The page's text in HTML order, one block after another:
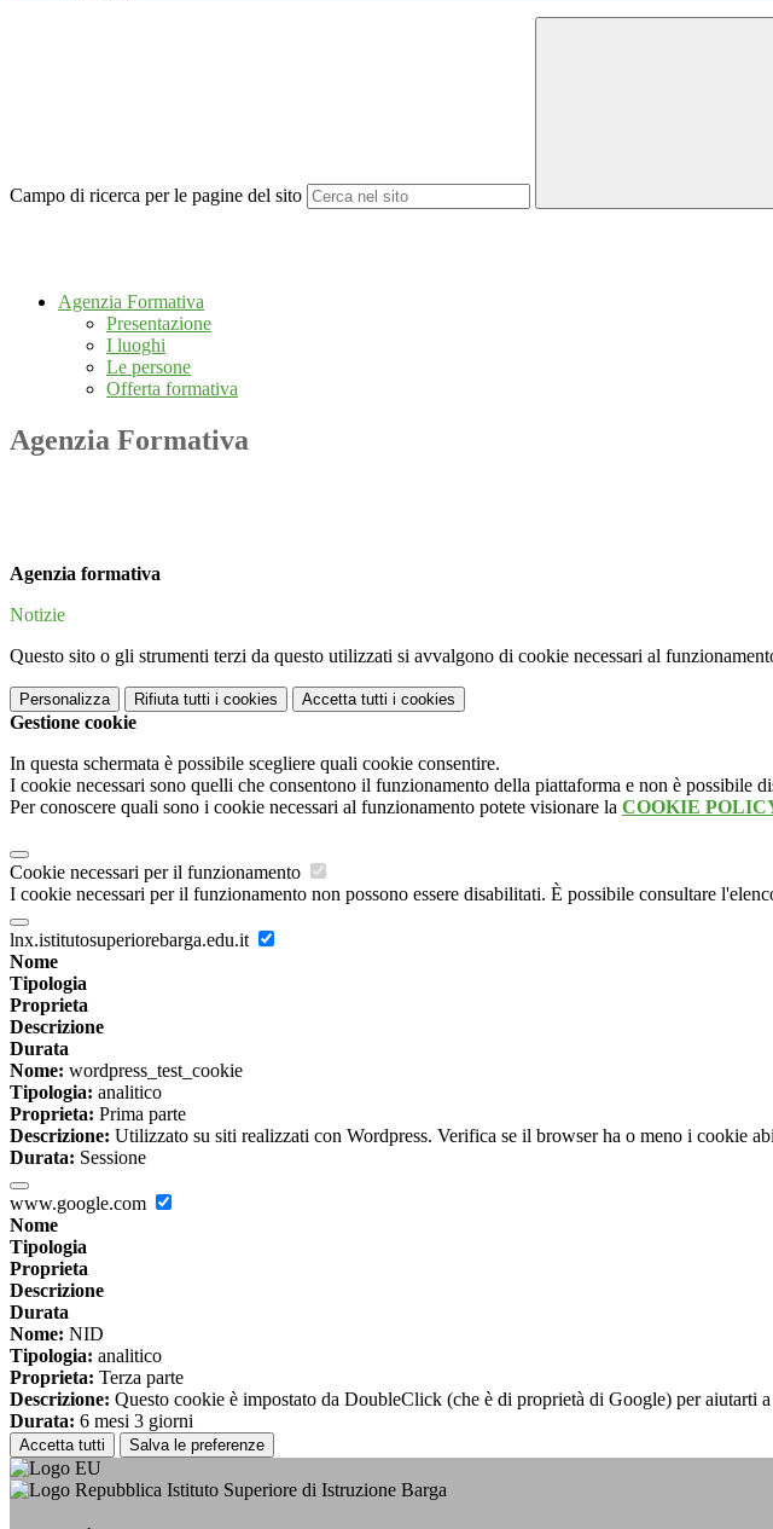
Campo di ricerca per le pagine del sito
Agenzia Formativa
Presentazione
I luoghi
Le persone
Offerta formativa
Agenzia Formativa
Agenzia formativa
Notizie
Questo sito o gli strumenti terzi da questo utilizzati si avvalgono di cookie necessari al
Personalizza Rifiuta tutti i cookies Accetta tutti i cookies
Gestione cookie
In questa schermata è possibile scegliere quali cookie consentire.
I cookie necessari sono quelli che consentono il funzionamento della piattaforma e non è possibile
Per conoscere quali sono i cookie necessari al funzionamento potete visionare la COOKIE
Cookie necessari per il funzionamento
I cookie necessari per il funzionamento non possono essere disabilitati. È possibile consultare
lnx.istitutosuperiorebarga.edu.it
Nome
Tipologia
Proprieta
Descrizione
Durata
Nome: wordpress_test_cookie
Tipologia: analitico
Proprieta: Prima parte
Descrizione: Utilizzato su siti realizzati con Wordpress. Verifica se il browser ha o meno i cookie
Durata: Sessione
www.google.com
Nome
Tipologia
Proprieta
Descrizione
Durata
Nome: NID
Tipologia: analitico
Proprieta: Terza parte
Descrizione: Questo cookie è impostato da DoubleClick (che è di proprietà di Google) per
Durata: 6 mesi 3 giorni
Accetta tutti Salva le preferenze
Istituto Superiore di Istruzione Barga